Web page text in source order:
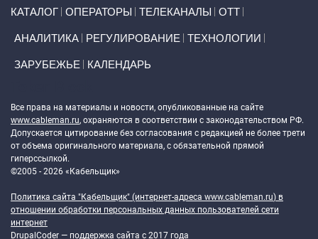
КАТАЛОГ ОПЕРАТОРЫ ТЕЛЕКАНАЛЫ ОТТ
АНАЛИТИКА РЕГУЛИРОВАНИЕ ТЕХНОЛОГИИ
ЗАРУБЕЖЬЕ КАЛЕНДАРЬ
Все права на материалы и новости, опубликованные на сайте
www.cableman.ru, охраняются в соответствии с законодательством РФ.
Допускается цитирование без согласования с редакцией не более трети
от объема оригинального материала, с обязательной прямой
гиперссылкой.
©2005 - 2026 «Кабельщик»
Политика сайта "Кабельщик" (интернет-адреса www.cableman.ru) в
отношении обработки персональных данных пользователей сети
интернет
DrupalCoder — поддержка сайта c 2017 года